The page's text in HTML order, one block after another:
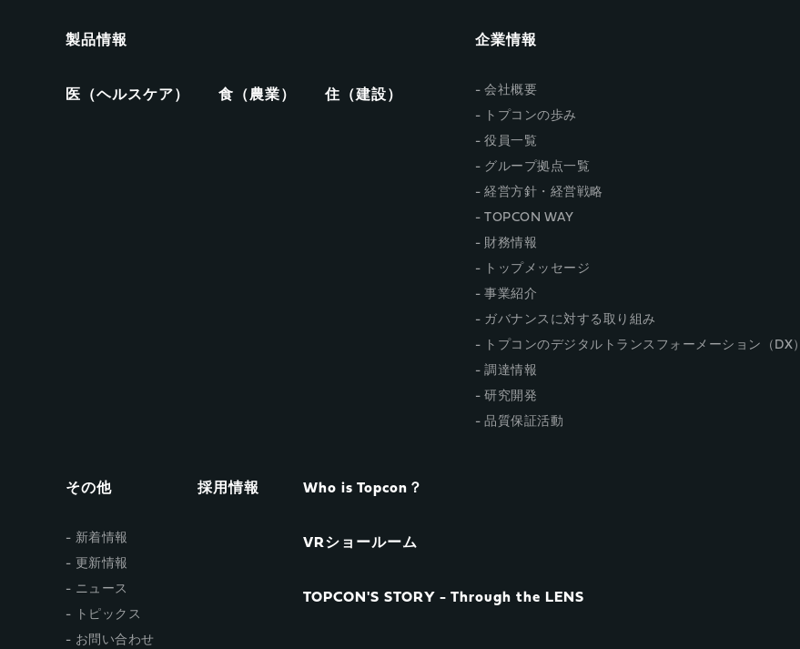
製品情報
医（ヘルスケア） 食（農業） 住（建設）
企業情報
会社概要
トプコンの歩み
役員一覧
グループ拠点一覧
経営方針・経営戦略
TOPCON WAY
財務情報
トップメッセージ
事業紹介
ガバナンスに対する取り組み
トプコンのデジタルトランスフォーメーション（DX）
調達情報
研究開発
品質保証活動
その他
新着情報
更新情報
ニュース
トピックス
お問い合わせ
採用情報 Who is Topcon？
VRショールーム
TOPCON'S STORY - Through the LENS